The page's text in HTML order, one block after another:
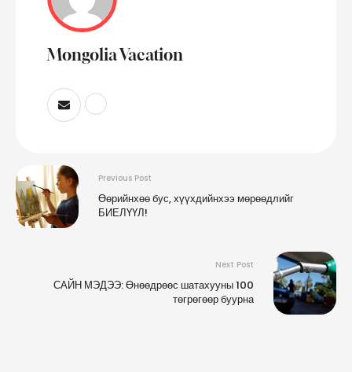
Mongolia Vacation
Previous Post
Өөрийнхөө бус, хүүхдийнхээ мөрөөдлийг
БИЕЛҮҮЛ!
Next Post
САЙН МЭДЭЭ: Өнөөдрөөс шатахууны 100
төгрөгөөр буурна